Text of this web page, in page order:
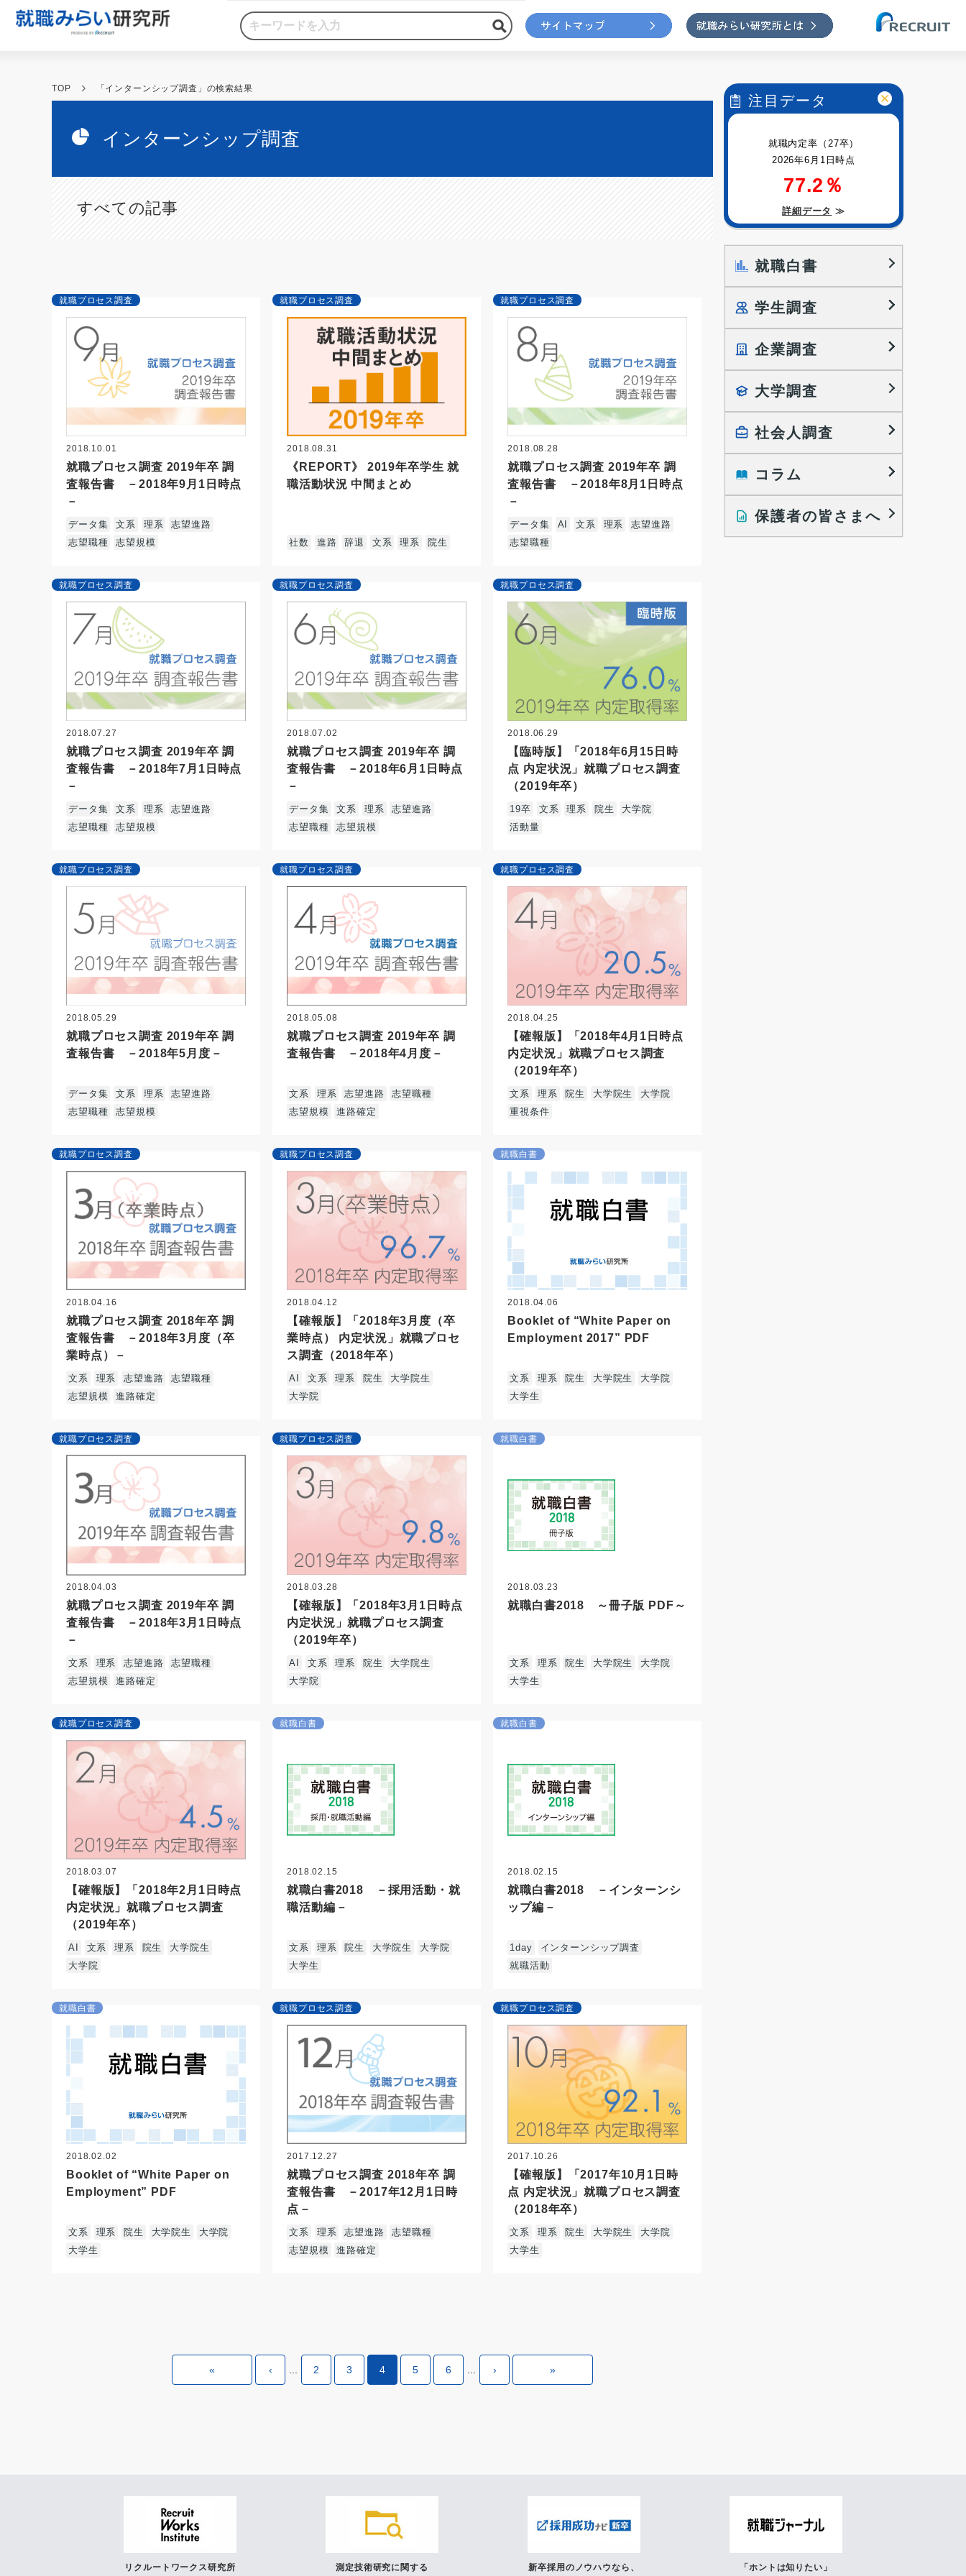
TOP 「インターンシップ調査」の検索結果
インターンシップ調査
すべての記事
就職プロセス調査
2018.10.01
就職プロセス調査 2019年卒 調
査報告書 －2018年9月1日時点
－
データ集 文系 理系
志望進路
志望職種
志望規模
就職プロセス調査
2018.08.31
《REPORT》 2019年卒学生 就
職活動状況 中間まとめ
社数 進路 辞退 文系 理系 院生
就職プロセス調査
2018.08.28
就職プロセス調査 2019年卒 調
査報告書 －2018年8月1日時点
－
データ集 AI 文系 理系
志望進路
志望職種
就職プロセス調査
2018.07.27
就職プロセス調査 2019年卒 調
査報告書 －2018年7月1日時点
－
データ集 文系 理系
志望進路
志望職種
志望規模
就職プロセス調査
2018.07.02
就職プロセス調査 2019年卒 調
査報告書 －2018年6月1日時点
－
データ集 文系 理系
志望進路
志望職種
志望規模
就職プロセス調査
2018.06.29
【臨時版】「2018年6月15日時
点 内定状況」就職プロセス調査
（2019年卒）
19卒 文系 理系 院生
大学院
活動量
就職プロセス調査
2018.05.29
就職プロセス調査 2019年卒 調
査報告書 －2018年5月度－
データ集 文系 理系
志望進路
志望職種
志望規模
就職プロセス調査
2018.05.08
就職プロセス調査 2019年卒 調
査報告書 －2018年4月度－
文系 理系 志望進路
志望職種
志望規模
進路確定
就職プロセス調査
2018.04.25
【確報版】「2018年4月1日時点
内定状況」就職プロセス調査
（2019年卒）
文系 理系 院生 大学院生
大学院
重視条件
就職プロセス調査
2018.04.16
就職プロセス調査 2018年卒 調
査報告書 －2018年3月度（卒
業時点）－
文系 理系 志望進路
志望職種
志望規模
進路確定
就職プロセス調査
2018.04.12
【確報版】「2018年3月度（卒
業時点） 内定状況」就職プロセ
ス調査（2018年卒）
AI 文系 理系 院生
大学院生
大学院
就職白書
2018.04.06
Booklet of “White Paper on
Employment 2017” PDF
文系 理系 院生 大学院生
大学院
大学生
就職プロセス調査
2018.04.03
就職プロセス調査 2019年卒 調
査報告書 －2018年3月1日時点
－
文系 理系 志望進路
志望職種
志望規模
進路確定
就職プロセス調査
2018.03.28
【確報版】「2018年3月1日時点
内定状況」就職プロセス調査
（2019年卒）
AI 文系 理系 院生
大学院生
大学院
就職白書
2018.03.23
就職白書2018 ～冊子版 PDF～
文系 理系 院生 大学院生
大学院
大学生
就職プロセス調査
2018.03.07
【確報版】「2018年2月1日時点
内定状況」就職プロセス調査
（2019年卒）
AI 文系 理系 院生
大学院生
大学院
就職白書
2018.02.15
就職白書2018 －採用活動・就
職活動編－
文系 理系 院生 大学院生
大学院
大学生
就職白書
2018.02.15
就職白書2018 －インターンシ
ップ編－
1day
インターンシップ調査
就職活動
就職白書
2018.02.02
Booklet of “White Paper on
Employment” PDF
文系 理系 院生 大学院生
大学院
大学生
就職プロセス調査
2017.12.27
就職プロセス調査 2018年卒 調
査報告書 －2017年12月1日時
点－
文系 理系 志望進路
志望職種
志望規模
進路確定
就職プロセス調査
2017.10.26
【確報版】「2017年10月1日時
点 内定状況」就職プロセス調査
（2018年卒）
文系 理系 院生 大学院生
大学院
大学生
« ‹ 2 3 4 5 6 › »
注目データ
就職内定率（27卒）
2026年6月1日時点
77.2％
詳細データ ≫
就職白書
学生調査
就職プロセス調査
働きたい組織の特徴
大学生の地域間移動レポート
就職活動に関するレポート
企業調査
採用に関する調査
大学調査
社会人調査
就職活動と入社後の就業
コラム
インタビュー記事
保護者の皆さまへ
リクルートワークス研究所 測定技術研究に関する 新卒採用のノウハウなら、 「ホントは知りたい」